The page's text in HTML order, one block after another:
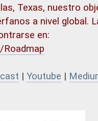
Texas, nuestro
a nivel global.
en:
Roadmap
| Youtube |